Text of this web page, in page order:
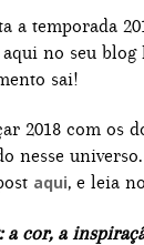
a temporada
no seu blog
sai!
2018 com os
nesse
aqui, e leia
a cor, a